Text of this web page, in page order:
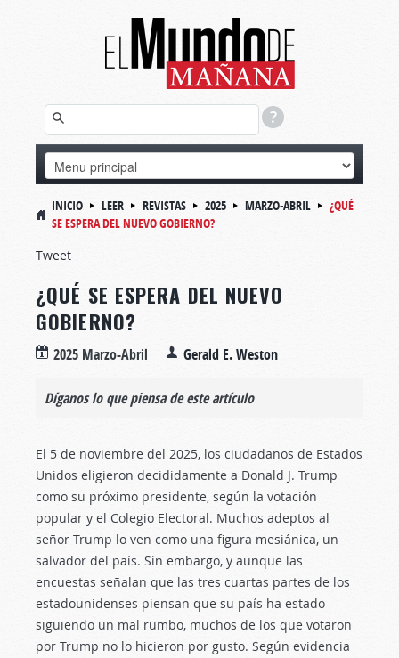
INICIO LEER REVISTAS 2025 MARZO-ABRIL
¿QUÉ
SE ESPERA DEL NUEVO GOBIERNO?
Tweet
¿QUÉ SE ESPERA DEL NUEVO
GOBIERNO?
2025 Marzo-Abril Gerald E. Weston
Díganos lo que piensa de este artículo
El 5 de noviembre del 2025, los ciudadanos de Estados
Unidos eligieron decididamente a Donald J. Trump
como su próximo presidente, según la votación
popular y el Colegio Electoral. Muchos adeptos al
señor Trump lo ven como una figura mesiánica, un
salvador del país. Sin embargo, y aunque las
encuestas señalan que las tres cuartas partes de los
estadounidenses piensan que su país ha estado
siguiendo un mal rumbo, muchos de los que votaron
por Trump no lo hicieron por gusto. Según evidencia